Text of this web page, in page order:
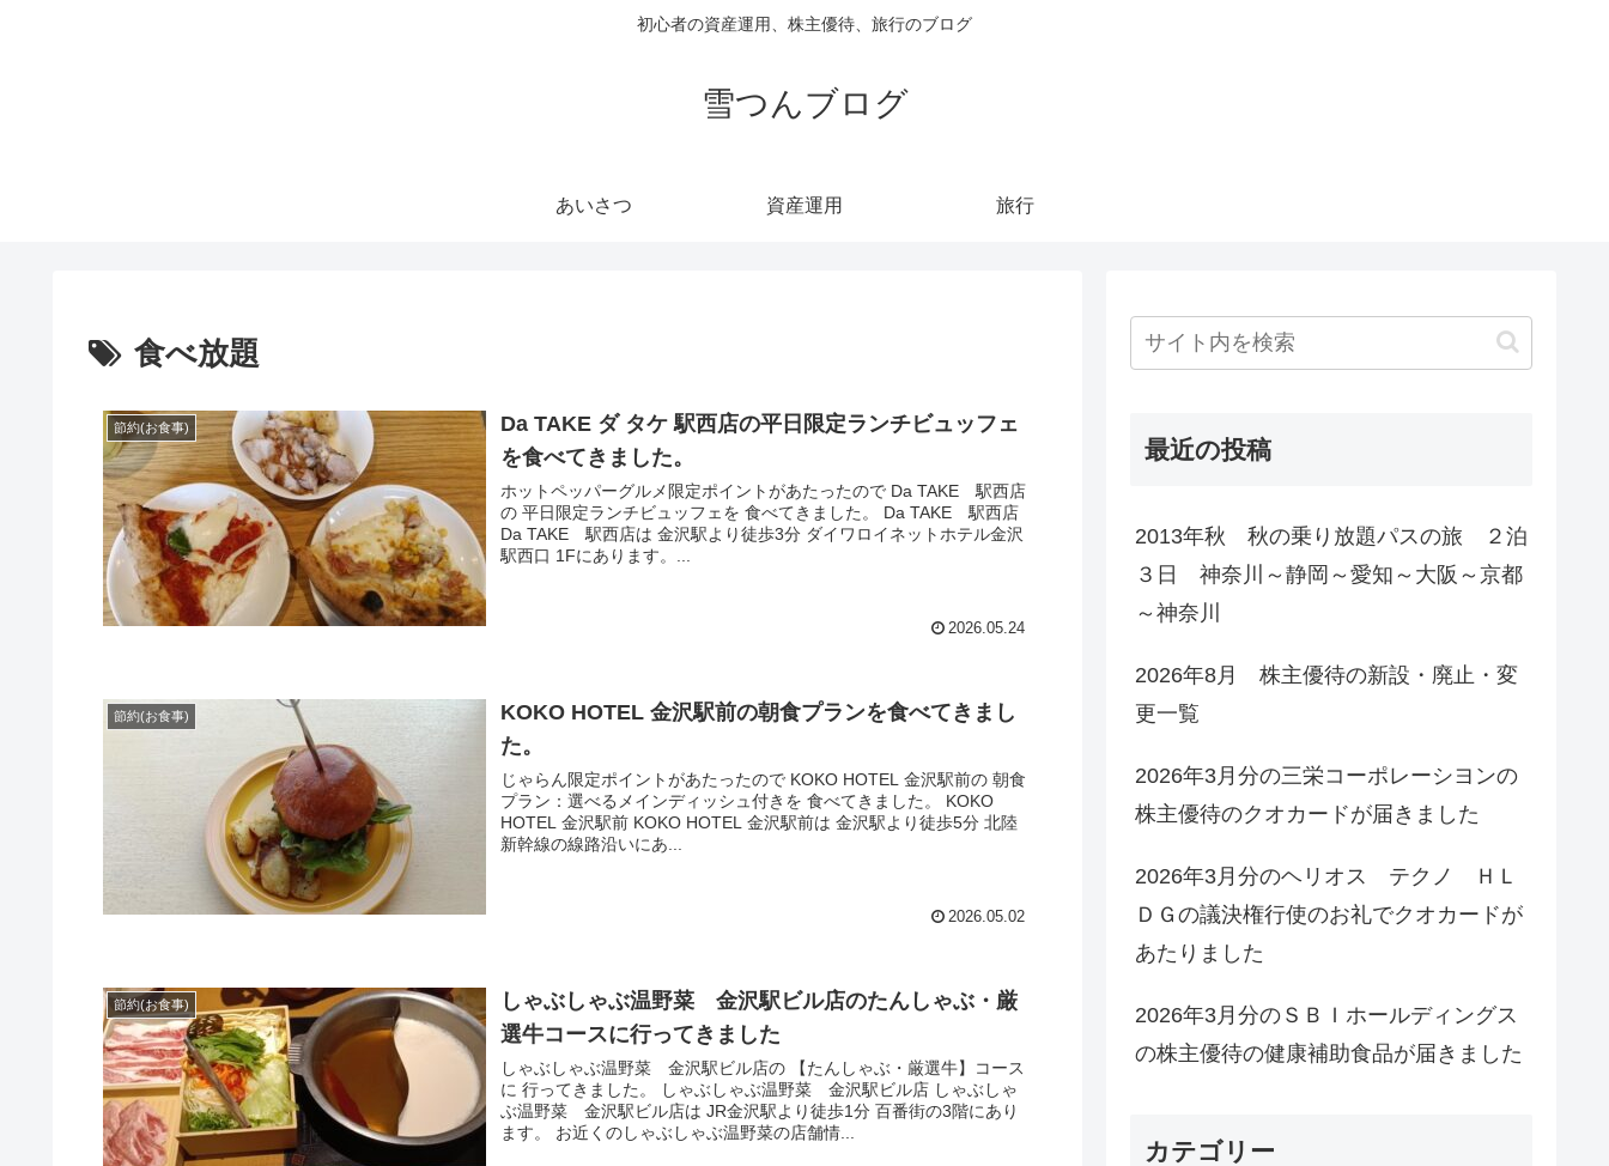
初心者の資産運用、株主優待、旅行のブログ
雪つんブログ
あいさつ 資産運用 旅行
食べ放題
節約(お食事)
Da TAKE ダ タケ 駅西店の平日限定ランチビュッフェ
を食べてきました。
ホットペッパーグルメ限定ポイントがあたったので Da TAKE 駅西店
の 平日限定ランチビュッフェを 食べてきました。 Da TAKE 駅西店
Da TAKE 駅西店は 金沢駅より徒歩3分 ダイワロイネットホテル金沢
駅西口 1Fにあります。...
2026.05.24
節約(お食事)
KOKO HOTEL 金沢駅前の朝食プランを食べてきまし
た。
じゃらん限定ポイントがあたったので KOKO HOTEL 金沢駅前の 朝食
プラン：選べるメインディッシュ付きを 食べてきました。 KOKO
HOTEL 金沢駅前 KOKO HOTEL 金沢駅前は 金沢駅より徒歩5分 北陸
新幹線の線路沿いにあ...
2026.05.02
節約(お食事)
しゃぶしゃぶ温野菜 金沢駅ビル店のたんしゃぶ・厳
選牛コースに行ってきました
しゃぶしゃぶ温野菜 金沢駅ビル店の 【たんしゃぶ・厳選牛】コース
に 行ってきました。 しゃぶしゃぶ温野菜 金沢駅ビル店 しゃぶしゃ
ぶ温野菜 金沢駅ビル店は JR金沢駅より徒歩1分 百番街の3階にあり
ます。 お近くのしゃぶしゃぶ温野菜の店舗情...
最近の投稿
2013年秋 秋の乗り放題パスの旅 ２泊
３日 神奈川～静岡～愛知～大阪～京都
～神奈川
2026年8月 株主優待の新設・廃止・変
更一覧
2026年3月分の三栄コーポレーシヨンの
株主優待のクオカードが届きました
2026年3月分のヘリオス テクノ ＨＬ
ＤＧの議決権行使のお礼でクオカードが
あたりました
2026年3月分のＳＢＩホールディングス
の株主優待の健康補助食品が届きました
カテゴリー